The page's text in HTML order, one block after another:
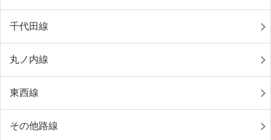
千代田線
丸ノ内線
東西線
その他路線